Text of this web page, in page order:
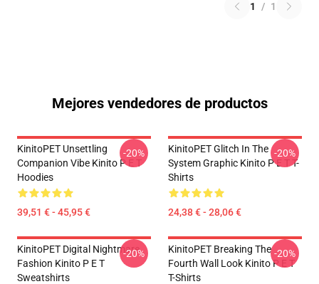
1 / 1
Mejores vendedores de productos
KinitoPET Unsettling
Companion Vibe Kinito P E T
Hoodies
39,51 € - 45,95 €
-20%
KinitoPET Glitch In The
System Graphic Kinito P E T T-
Shirts
24,38 € - 28,06 €
-20%
KinitoPET Digital Nightmare
Fashion Kinito P E T
Sweatshirts
-20%
KinitoPET Breaking The
Fourth Wall Look Kinito P E T
T-Shirts
-20%